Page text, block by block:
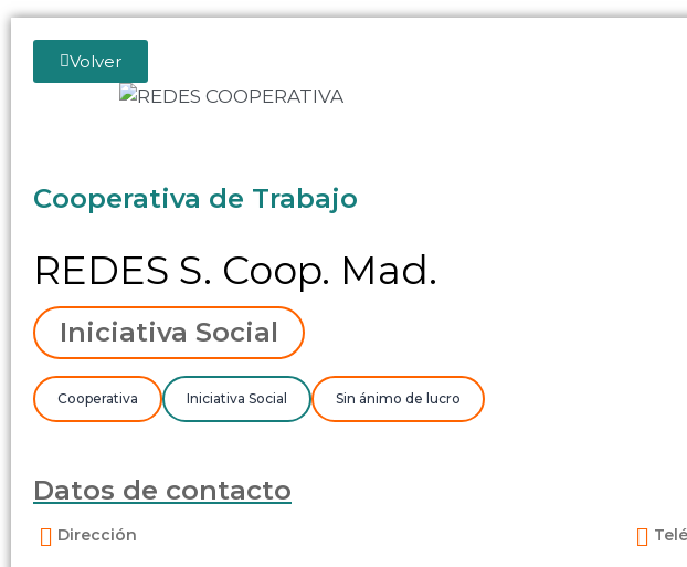
Volver
Cooperativa de Trabajo
REDES S. Coop. Mad.
Iniciativa Social
Cooperativa Iniciativa Social Sin ánimo de lucro
Datos de contacto
Dirección